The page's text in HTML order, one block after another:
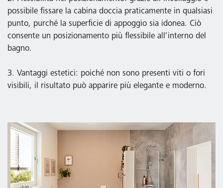
possibile fissare la cabina doccia praticamente in qualsiasi
punto, purché la superficie di appoggio sia idonea. Ciò
consente un posizionamento più flessibile all’interno del
bagno.
3. Vantaggi estetici: poiché non sono presenti viti o fori
visibili, il risultato può apparire più elegante e moderno.